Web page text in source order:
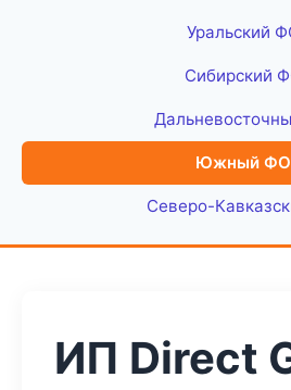
Уральский
Сибирский
Южный ФО
Северо-
ИП Direct